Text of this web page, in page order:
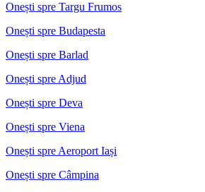
Onești spre Targu Frumos
Onești spre Budapesta
Onești spre Barlad
Onești spre Adjud
Onești spre Deva
Onești spre Viena
Onești spre Aeroport Iași
Onești spre Câmpina